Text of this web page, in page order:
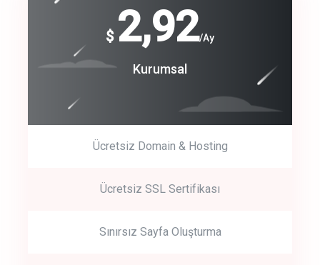
track energy costs
Get Started
Start by trying our service for 30 days free trial no credit card
$ 2,92/Ay
Kurumsal
Ücretsiz Domain & Hosting
Ücretsiz SSL Sertifikası
Sınırsız Sayfa Oluşturma
$
240
Coroprate